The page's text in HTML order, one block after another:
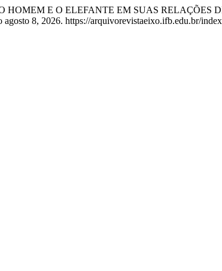
HOMEM E O ELEFANTE EM SUAS
agosto 8, 2026. https://arquivorevistaeixo.ifb.edu.br/